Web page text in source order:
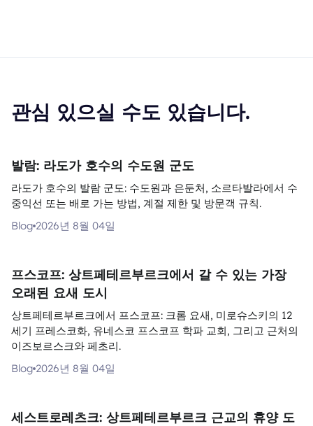
관심 있으실 수도 있습니다.
발람: 라도가 호수의 수도원 군도
라도가 호수의 발람 군도: 수도원과 은둔처, 소르타발라에서 수
중익선 또는 배로 가는 방법, 계절 제한 및 방문객 규칙.
Blog 2026년 8월 04일
프스코프: 상트페테르부르크에서 갈 수 있는 가장
오래된 요새 도시
상트페테르부르크에서 프스코프: 크롬 요새, 미로슈스키의 12
세기 프레스코화, 유네스코 프스코프 학파 교회, 그리고 근처의
이즈보르스크와 페초리.
Blog 2026년 8월 04일
세스트로레츠크: 상트페테르부르크 근교의 휴양 도